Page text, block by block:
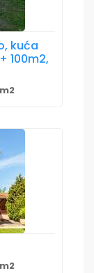
kuća
100m2,